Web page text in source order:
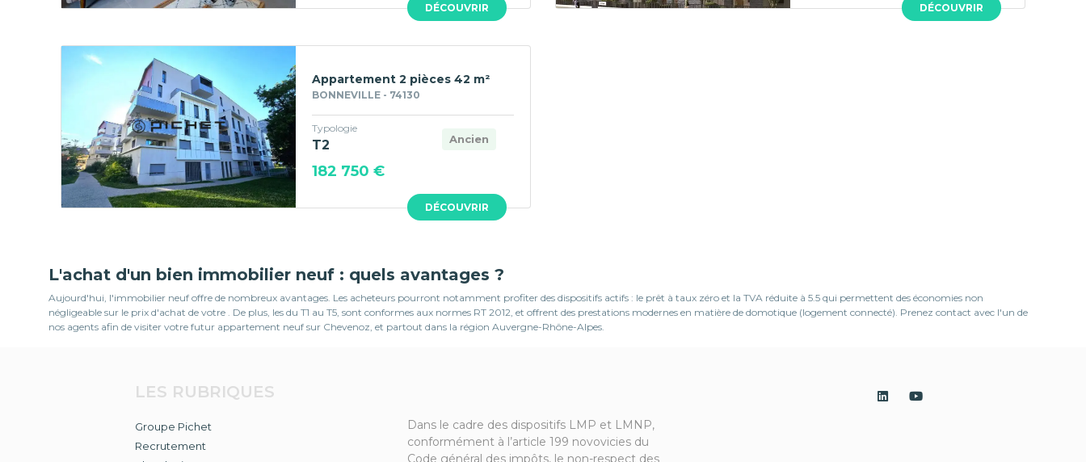
DÉCOUVRIR DÉCOUVRIR
DÉCOUVRIR
Appartement 2 pièces 42 m²
BONNEVILLE - 74130
Ancien
Typologie
T2
182 750 €
L'achat d'un bien immobilier neuf : quels avantages ?
Aujourd'hui, l'immobilier neuf offre de nombreux avantages. Les acheteurs pourront notamment profiter des dispositifs actifs : le prêt à taux zéro et la TVA réduite à 5.5 qui permettent des économies non
négligeable sur le prix d'achat de votre . De plus, les du T1 au T5, sont conformes aux normes RT 2012, et offrent des prestations modernes en matière de domotique (logement connecté). Prenez contact avec l'un de
nos agents afin de visiter votre futur appartement neuf sur Chevenoz, et partout dans la région Auvergne-Rhône-Alpes.
LES RUBRIQUES
Groupe Pichet
Recrutement
Dans le cadre des dispositifs LMP et LMNP,
conformément à l’article 199 novovicies du
Code général des impôts, le non-respect des